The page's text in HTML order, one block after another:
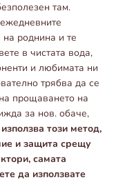
там.
на роднина и те
в чистата вода,
и любимата ни
трябва да се
прощаването на
за нов. обаче,
този метод,
и защита срещу
самата
да използвате